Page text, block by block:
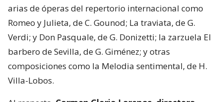
arias de óperas del repertorio internacional como
Romeo y Julieta, de C. Gounod; La traviata, de G.
Verdi; y Don Pasquale, de G. Donizetti; la zarzuela El
barbero de Sevilla, de G. Giménez; y otras
composiciones como la Melodia sentimental, de H.
Villa-Lobos.